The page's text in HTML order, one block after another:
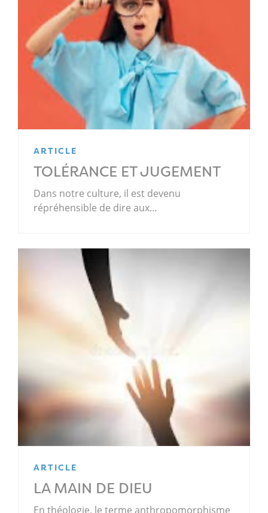
ARTICLE
TOLÉRANCE ET JUGEMENT
Dans notre culture, il est devenu
répréhensible de dire aux…
ARTICLE
LA MAIN DE DIEU
En théologie, le terme anthropomorphisme